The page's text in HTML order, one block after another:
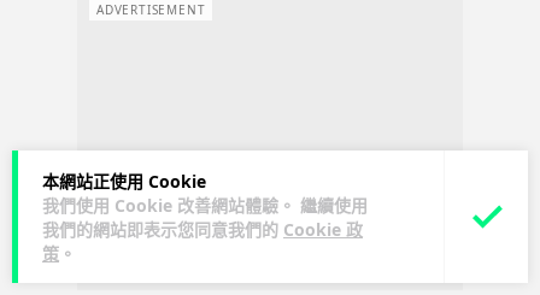
本網站正使用 Cookie
我們使用 Cookie 改善網站體驗。 繼續使用
我們的網站即表示您同意我們的 Cookie 政
策 。
ADVERTISEMENT